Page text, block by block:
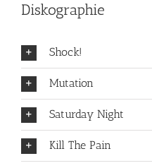
Diskographie
Shock!
Mutation
Saturday Night
Kill The Pain